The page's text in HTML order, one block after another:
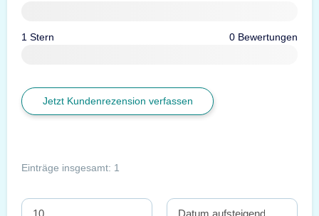
1 Stern 0 Bewertungen
Jetzt Kundenrezension verfassen
Einträge insgesamt: 1